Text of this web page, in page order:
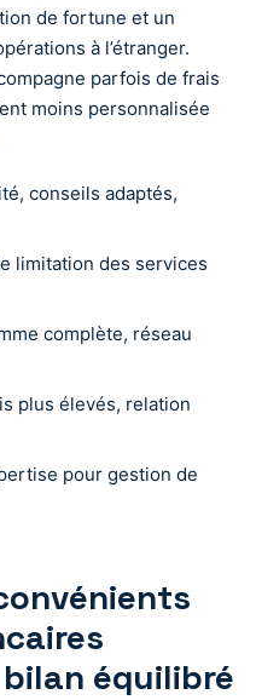
de fortune et un
à l’étranger.
parfois de frais
moins personnalisée
conseils adaptés,
limitation des services
complète, réseau
plus élevés, relation
pour gestion de
équilibré